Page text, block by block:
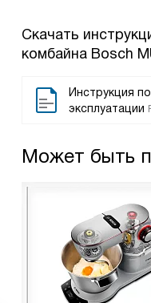
Скачать
комбайна Bosch
Инструкция по
эксплуатации
Может быть